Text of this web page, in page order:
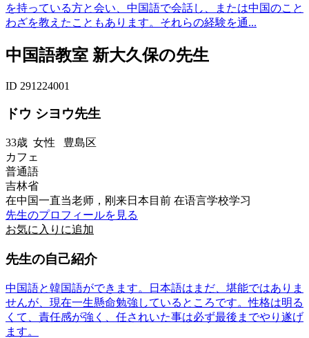
を持っている方と会い、中国語で会話し、または中国のこと
わざを教えたこともあります。それらの経験を通...
中国語教室 新大久保の先生
ID 291224001
ドウ シヨウ先生
33歳 女性 豊島区
カフェ
普通語
吉林省
在中国一直当老师，刚来日本目前 在语言学校学习
先生のプロフィールを見る
お気に入りに追加
先生の自己紹介
中国語と韓国語ができます。日本語はまだ、堪能ではありま
せんが、現在一生懸命勉強しているところです。性格は明る
くて、責任感が強く、任されいた事は必ず最後までやり遂げ
ます。